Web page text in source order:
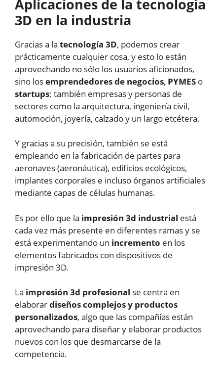
Aplicaciones de la tecnología
3D en la industria
Gracias a la tecnología 3D, podemos crear
prácticamente cualquier cosa, y esto lo están
aprovechando no sólo los usuarios aficionados,
sino losemprendedores de negocios, PYMES o
startups; también empresas y personas de
sectores como la arquitectura, ingeniería civil,
automoción, joyería, calzado y un largo etcétera.
Y gracias a su precisión, también se está
empleando en la fabricación de partes para
aeronaves (aeronáutica), edificios ecológicos,
implantes corporales e incluso órganos artificiales
mediante capas de células humanas.
Es por ello que la impresión 3d industrial está
cada vez más presente en diferentes ramas y se
está experimentando un incremento en los
elementos fabricados con dispositivos de
impresión 3D.
La impresión 3d profesional se centra en
elaborardiseños complejos y productos
personalizados, algo que las compañías están
aprovechando para diseñar y elaborar productos
nuevos con los que desmarcarse de la
competencia.